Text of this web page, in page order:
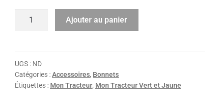
Ajouter au panier
UGS : ND
Catégories :Accessoires, Bonnets
Étiquettes : Mon Tracteur, Mon Tracteur Vert et Jaune